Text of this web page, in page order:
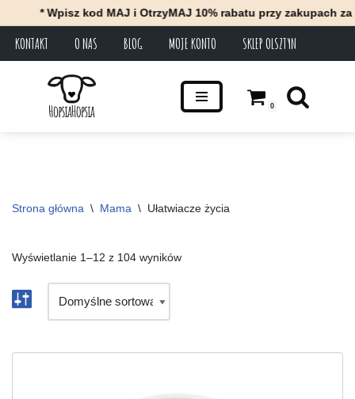
Wpisz kod MAJ i OtrzyMAJ 10% rabatu przy zakupach za
KONTAKT O NAS BLOG MOJE KONTO SKLEP OLSZTYN
0
Strona główna \ Mama \ Ułatwiacze życia
Wyświetlanie 1–12 z 104 wyników